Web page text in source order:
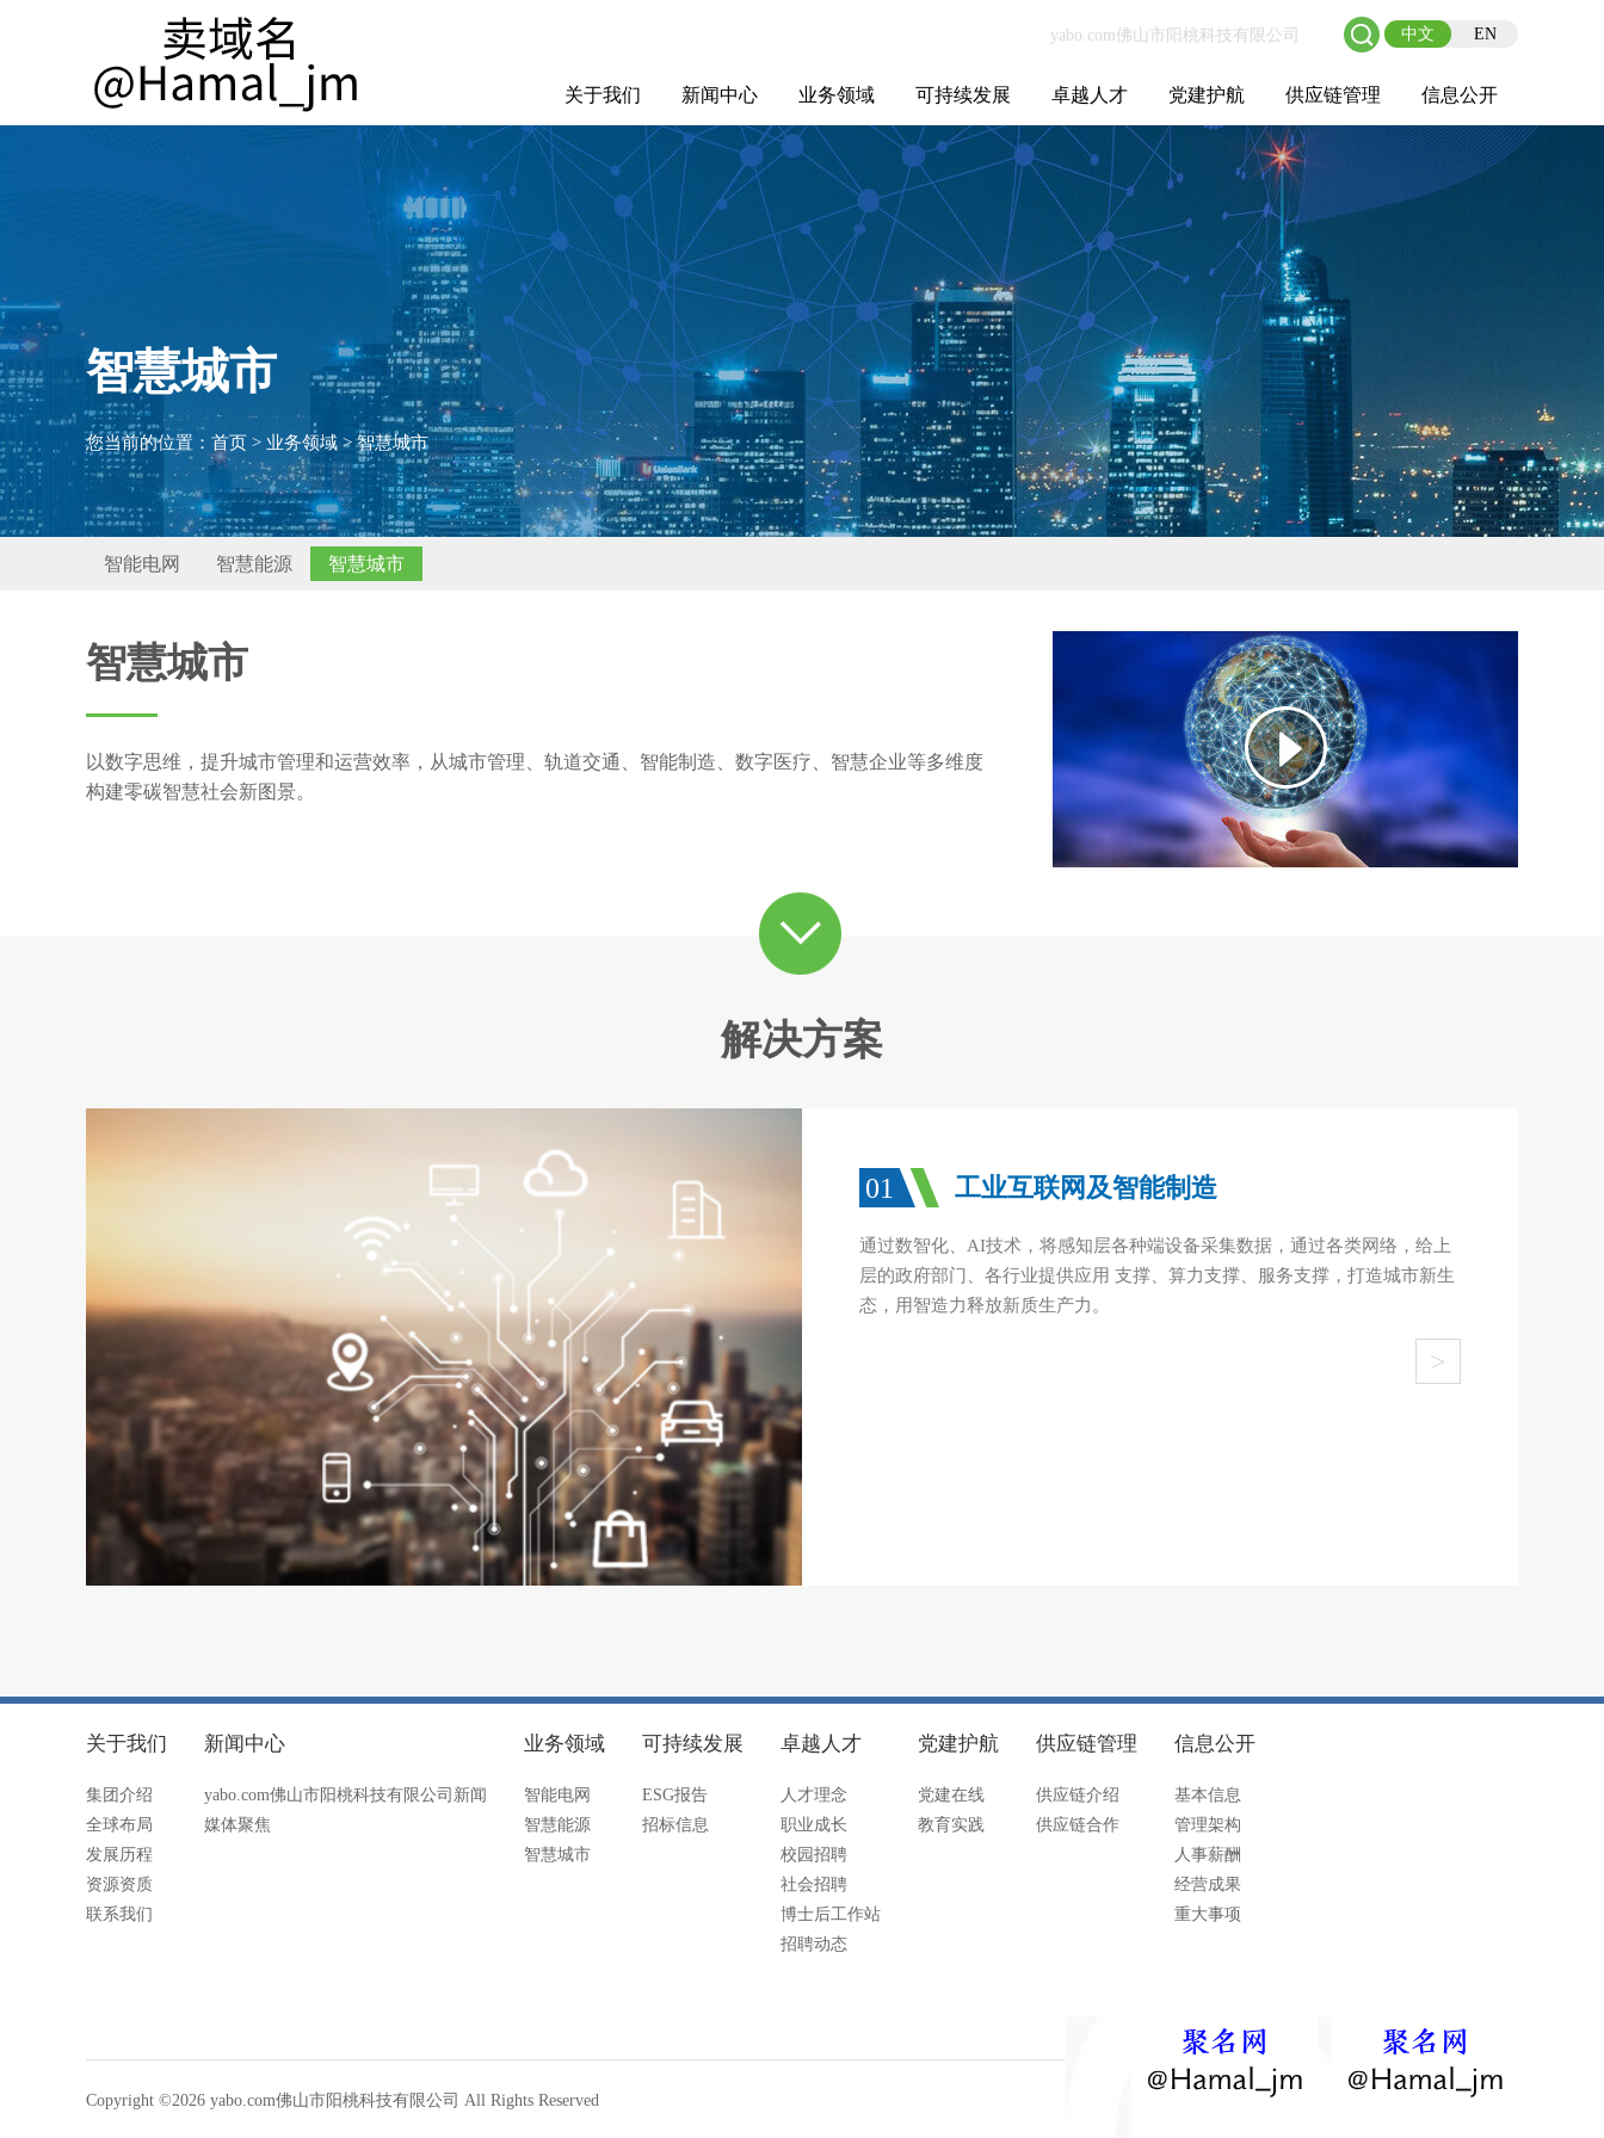
中文 EN
关于我们
集团介绍
全球布局
发展历程
资源资质
联系我们
新闻中心
yabo.com佛山市
阳桃科技有限公
司新闻
媒体聚焦
业务领域
智能电网
智慧能源
智慧城市
可持续发展
ESG报告
招标信息
卓越人才
人才理念
职业成长
校园招聘
社会招聘
博士后工作站
招聘动态
党建护航 供应链管理
供应链介绍
供应链合作
信息公开
基本信息
管理架构
人事薪酬
经营成果
重大事项
智慧城市
您当前的位置： 首页 > 业务领域>智慧城市
智能电网 智慧能源 智慧城市
智慧城市
以数字思维，提升城市管理和运营效率，从城市管理、轨道交通、智能制造、数字医疗、智慧企业等多维度
构建零碳智慧社会新图景。
解决方案
01 工业互联网及智能制造
通过数智化、AI技术，将感知层各种端设备采集数据，通过各类网络，给上
层的政府部门、各行业提供应用 支撑、算力支撑、服务支撑，打造城市新生
态，用智造力释放新质生产力。
>
关于我们
集团介绍
全球布局
发展历程
资源资质
联系我们
新闻中心
yabo.com佛山市阳桃科技有限公司新闻
媒体聚焦
业务领域
智能电网
智慧能源
智慧城市
可持续发展
ESG报告
招标信息
卓越人才
人才理念
职业成长
校园招聘
社会招聘
博士后工作站
招聘动态
党建护航
党建在线
教育实践
供应链管理
供应链介绍
供应链合作
信息公开
基本信息
管理架构
人事薪酬
经营成果
重大事项
Copyright ©2026 yabo.com佛山市阳桃科技有限公司 All Rights Reserved